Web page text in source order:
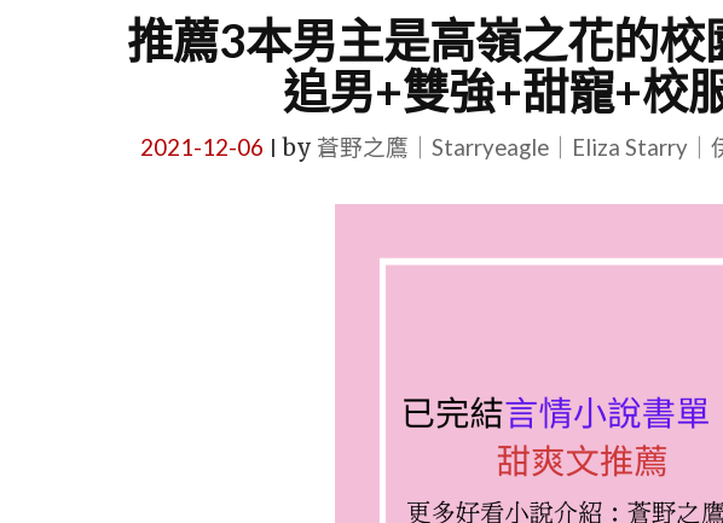
推薦3本男主是高嶺之花的校
追男+雙強+甜寵+校
2021-12-06 by 蒼野之鷹｜Starryeagle｜Eliza Starry｜